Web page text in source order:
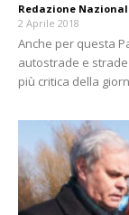
Redazione
2 Aprile 2018
Anche per questa
autostrade e
più critica della